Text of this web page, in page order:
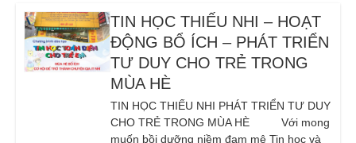
TIN HỌC THIẾU NHI – HOẠT
ĐỘNG BỔ ÍCH – PHÁT TRIỂN
TƯ DUY CHO TRẺ TRONG
MÙA HÈ
TIN HỌC THIẾU NHI PHÁT TRIỂN TƯ DUY
CHO TRẺ TRONG MÙA HÈ Với mong
muốn bồi dưỡng niềm đam mê Tin học và